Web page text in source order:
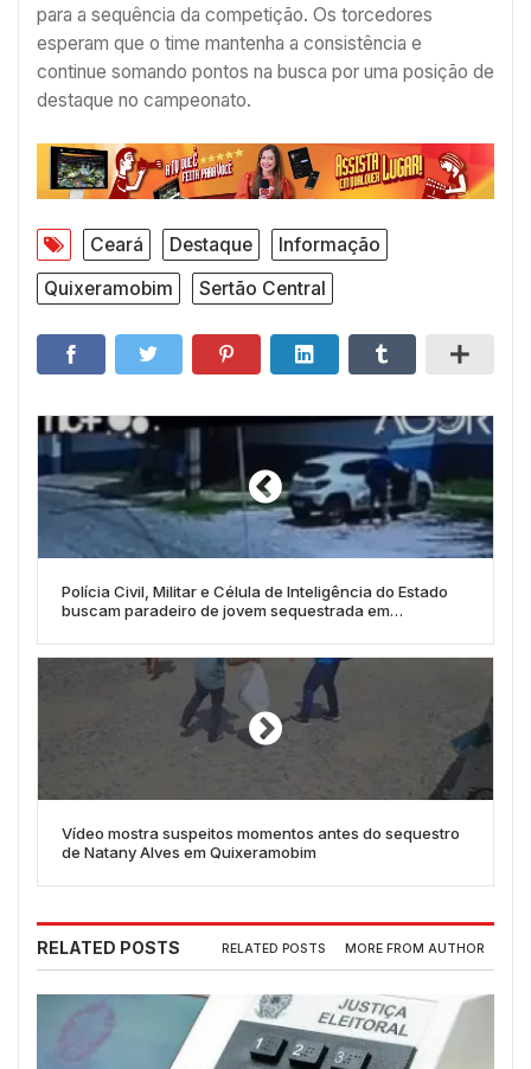
para a sequência da competição. Os torcedores
esperam que o time mantenha a consistência e
continue somando pontos na busca por uma posição de
destaque no campeonato.
Ceará Destaque
Informação
Quixeramobim
Sertão Central
Polícia Civil, Militar e Célula de Inteligência do Estado
buscam paradeiro de jovem sequestrada em
Vídeo mostra suspeitos momentos antes do sequestro
de Natany Alves em Quixeramobim
RELATED POSTS RELATED POSTS MORE FROM AUTHOR